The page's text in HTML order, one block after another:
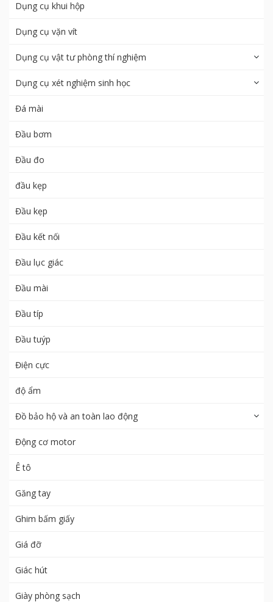
Dụng cụ khui hộp
Dụng cụ vặn vít
Dụng cụ vật tư phòng thí nghiệm
Dụng cụ xét nghiệm sinh học
Đá mài
Đầu bơm
Đầu đo
đầu kẹp
Đầu kẹp
Đầu kết nối
Đầu lục giác
Đầu mài
Đầu típ
Đầu tuýp
Điện cực
độ ẩm
Đồ bảo hộ và an toàn lao động
Động cơ motor
Ê tô
Găng tay
Ghim bấm giấy
Giá đỡ
Giác hút
Giày phòng sạch